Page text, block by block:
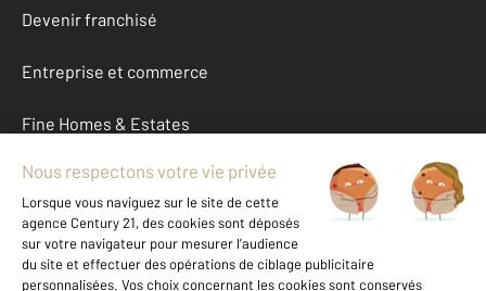
Devenir franchisé
Entreprise et commerce
Fine Homes & Estates
À propos
International
Nous contacter